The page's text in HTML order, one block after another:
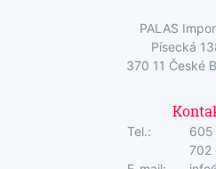
PALAS
Písecká
370 11 České
Tel.:
605
702